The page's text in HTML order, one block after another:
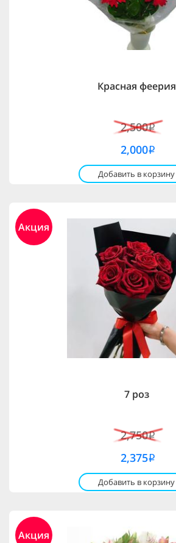
Красная феерия
2,500i
2,000i
Добавить в корзину
Акция
7 роз
2,750i
2,375i
Добавить в корзину
Акция